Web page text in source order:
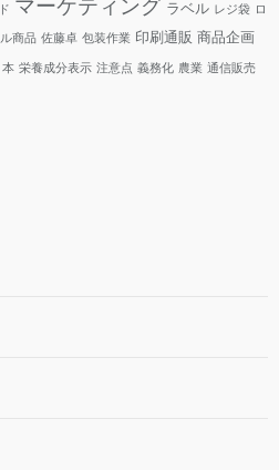
マーケティング ラベル レジ袋 ロ
商品 佐藤卓 包装作業 印刷通販 商品企画
本 栄養成分表示 注意点 義務化 農業 通信販売